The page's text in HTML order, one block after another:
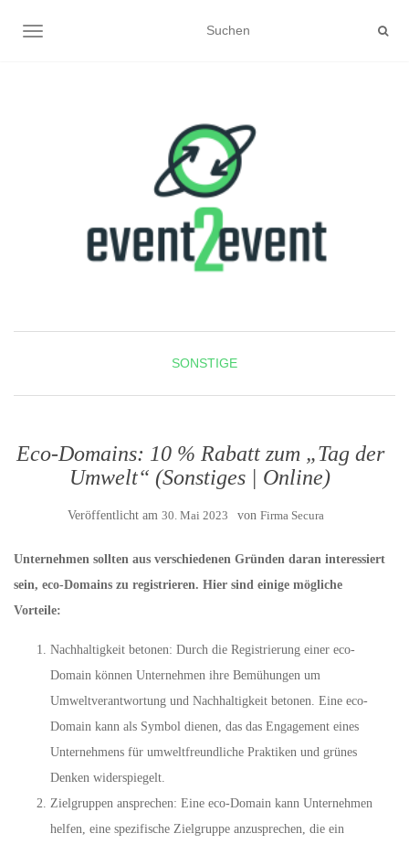
NAVIGATION UMSCHALTEN
SONSTIGE
Eco-Domains: 10 % Rabatt zum „Tag der
Umwelt“ (Sonstiges | Online)
Veröffentlicht am 30. Mai 2023 von Firma Secura
Unternehmen sollten aus verschiedenen Gründen daran interessiert
sein, eco-Domains zu registrieren. Hier sind einige mögliche
Vorteile:
Nachhaltigkeit betonen: Durch die Registrierung einer eco-
Domain können Unternehmen ihre Bemühungen um
Umweltverantwortung und Nachhaltigkeit betonen. Eine eco-
Domain kann als Symbol dienen, das das Engagement eines
Unternehmens für umweltfreundliche Praktiken und grünes
Denken widerspiegelt.
Zielgruppen ansprechen: Eine eco-Domain kann Unternehmen
helfen, eine spezifische Zielgruppe anzusprechen, die ein